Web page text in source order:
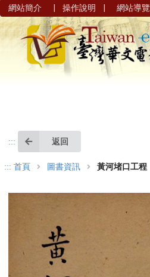
網站簡介 | 操作說明 | 網站導覽
::: 返回
::: 首頁 圖書資訊 黃河堵口工程